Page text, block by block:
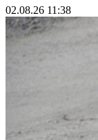
02.08.26 11:38